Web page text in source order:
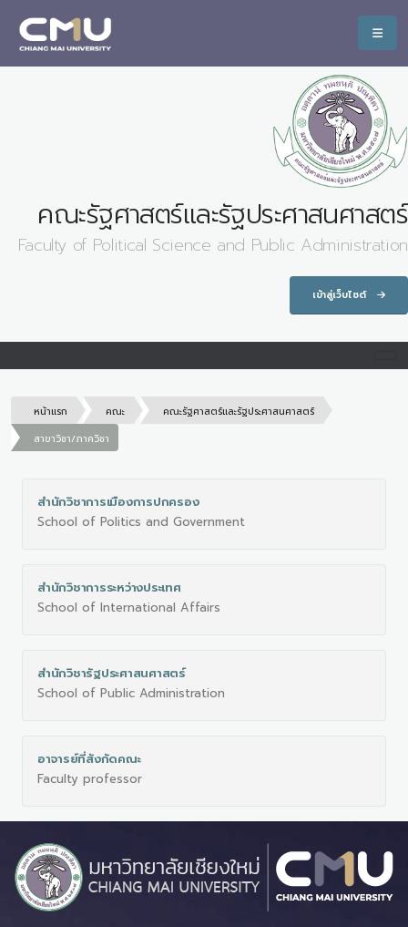
คณะรัฐศาสตร์และรัฐประศาสนศาสตร์
Faculty of Political Science and Public Administration
เข้าสู่เว็บไซต์
หน้าแรก คณะ
คณะรัฐศาสตร์และรัฐประศาสนศาสตร์
สาขาวิชา/ภาควิชา
สำนักวิชาการเมืองการปกครอง
School of Politics and Government
สำนักวิชาการระหว่างประเทศ
School of International Affairs
สำนักวิชารัฐประศาสนศาสตร์
School of Public Administration
อาจารย์ที่สังกัดคณะ
Faculty professor